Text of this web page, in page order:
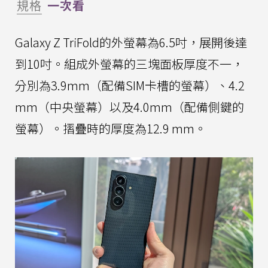
規格 一次看
Galaxy Z TriFold的外螢幕為6.5吋，展開後達
到10吋。組成外螢幕的三塊面板厚度不一，
分別為3.9mm（配備SIM卡槽的螢幕）、4.2
mm（中央螢幕）以及4.0mm（配備側鍵的
螢幕）。摺疊時的厚度為12.9 mm。